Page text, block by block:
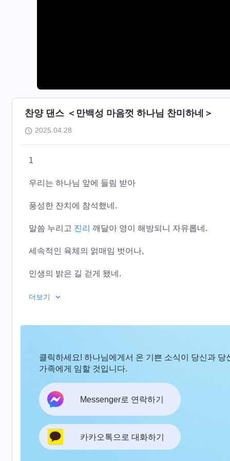
찬양 댄스 ＜만백성 마음껏 하나님 찬미하네＞
2025.04.28
1
우리는 하나님 앞에 들림 받아
풍성한 잔치에 참석했네.
말씀 누리고 진리 깨달아 영이 해방되니 자유롭네.
세속적인 육체의 얽매임 벗어나,
인생의 밝은 길 걷게 됐네.
마음에 감사와 찬미 가득하고,
우리는 날마다 하나님 말씀을 누리고
심판 받아들이며 자신을 인식하네.
말씀 실행하며 하나님께 회개하고,
새사람의 모습으로 사네.
더보기
클릭하세요! 하나님에게서 온 기쁜 소식이 당신과 당
가족에게 임할 것입니다.
Messenger로 연락하기
카카오톡으로 대화하기